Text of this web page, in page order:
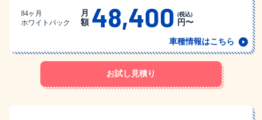
84ヶ月
ホワイトパック
月
額 48,400 (税込)
円〜
車種情報はこちら
お試し見積り